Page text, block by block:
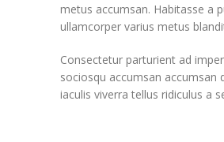
metus accumsan. Habitasse a
ullamcorper varius metus
Consectetur parturient ad
sociosqu accumsan accumsan
iaculis viverra tellus ridiculus a